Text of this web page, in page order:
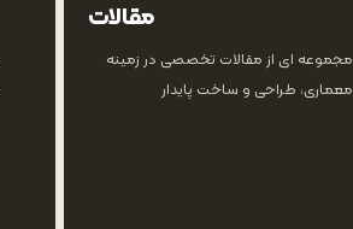
مقالات
مجموعه ای از مقالات تخصصی در زمینه
معماری، طراحی و ساخت پایدار